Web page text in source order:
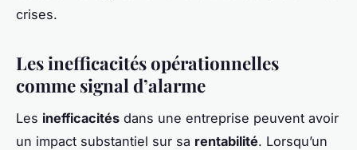
crises.
Les inefficacités opérationnelles
comme signal d’alarme
Les inefficacités dans une entreprise peuvent avoir
un impact substantiel sur sa rentabilité. Lorsqu’un